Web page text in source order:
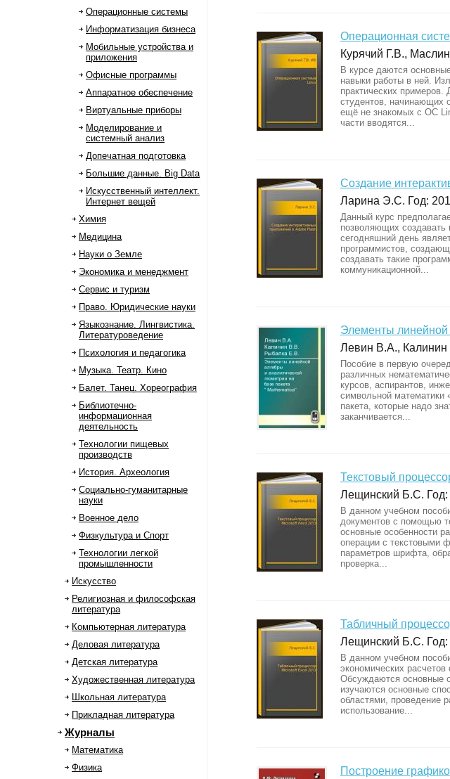
Операционные системы
Информатизация бизнеса
Мобильные устройства и
приложения
Офисные программы
Аппаратное обеспечение
Виртуальные приборы
Моделирование и
системный анализ
Допечатная подготовка
Большие данные. Big Data
Искусственный интеллект.
Интернет вещей
Химия
Медицина
Науки о Земле
Экономика и менеджмент
Сервис и туризм
Право. Юридические науки
Языкознание. Лингвистика.
Литературоведение
Психология и педагогика
Музыка. Театр. Кино
Балет. Танец. Хореография
Библиотечно-
информационная
деятельность
Технологии пищевых
производств
История. Археология
Социально-гуманитарные
науки
Военное дело
Физкультура и Спорт
Технологии легкой
промышленности
Искусство
Религиозная и философская
литература
Компьютерная литература
Деловая литература
Детская литература
Художественная литература
Школьная литература
Прикладная литература
Журналы
Математика
Физика
Операционная
Курячий Г.В.,
В курсе даются
навыки работы в ней.
практических примеров.
студентов, начинающих
ещё не знакомых с ОС
части вводятся...
Создание
Ларина Э.С. Год:
Данный курс
позволяющих создавать
сегодняшний день
программистов,
создавать такие
коммуникационной...
Элементы линейной
Левин В.А.,
Пособие в первую
различных
курсов, аспирантов,
символьной математики
пакета, которые надо
заканчивается...
Текстовый
Лещинский Б.С. Год:
В данном учебном
документов с помощью
основные особенности
операции с текстовыми
параметров шрифта,
проверка...
Табличный
Лещинский Б.С. Год:
В данном учебном
экономических
Обсуждаются основные
изучаются основные
областями, проведение
использование...
Построение